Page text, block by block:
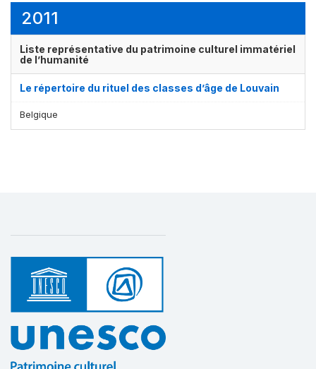
2011
Liste représentative du patrimoine culturel immatériel
de l’humanité
Le répertoire du rituel des classes d’âge de Louvain
Belgique